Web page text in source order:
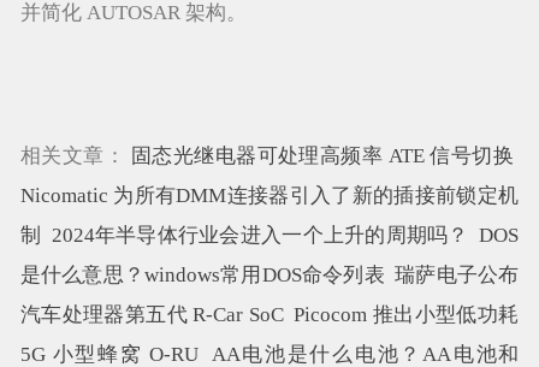
并简化 AUTOSAR 架构。
相关文章：
固态光继电器可处理高频率 ATE 信号切换
Nicomatic 为所有DMM连接器引入了新的插接前锁定机
制
2024年半导体行业会进入一个上升的周期吗？
DOS
是什么意思？windows常用DOS命令列表 瑞萨电子公布
汽车处理器第五代 R-Car SoC Picocom 推出小型低功耗
5G 小型蜂窝 O-RU
AA电池是什么电池？AA电池和